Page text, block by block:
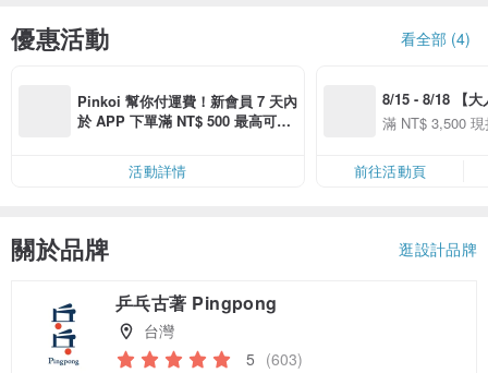
優惠活動 看全部 (4)
Pinkoi 幫你付運費！新會員 7 天內
於 APP 下單滿 NT$ 500 最高可折
活動詳情
8/15 - 8/18 【大
季】滿
50
滿 NT$ 3,500
前往活動頁
關於品牌 逛設計品牌
乒乓古著 Pingpong
台灣
5 (603)